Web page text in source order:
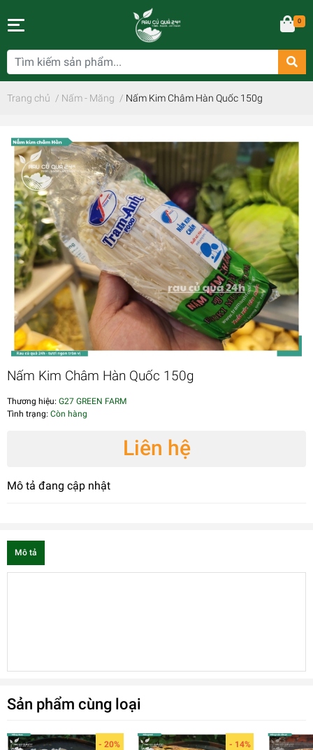
0
Trang chủ / Nấm - Măng / Nấm Kim Châm Hàn Quốc 150g
Nấm Kim Châm Hàn Quốc 150g
Thương hiệu: G27 GREEN FARM
Tình trạng: Còn hàng
Liên hệ
Mô tả đang cập nhật
Mô tả
Sản phẩm cùng loại
- 20% - 14%